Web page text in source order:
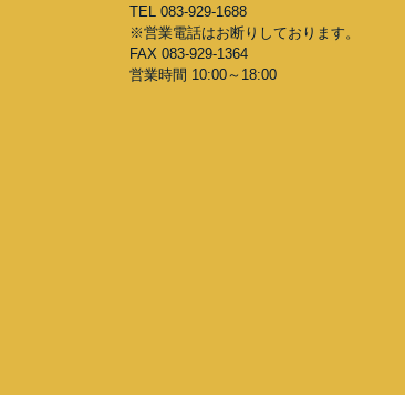
TEL 083-929-1688
※営業電話はお断りしております。
FAX 083-929-1364
営業時間 10:00～18:00